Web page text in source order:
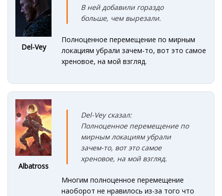
Del-Vey
В ней добавили гораздо
больше, чем вырезали.
Полноценное перемещение по мирным
локациям убрали зачем-то, вот это самое
хреновое, на мой взгляд.
Albatross
Del-Vey сказал:
Полноценное перемещение по
мирным локациям убрали
зачем-то, вот это самое
хреновое, на мой взгляд.
Многим полноценное перемещение
наоборот не нравилось из-за того что